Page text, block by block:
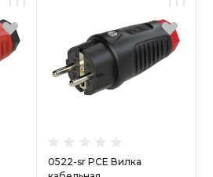
0522-sr PCE Вилка